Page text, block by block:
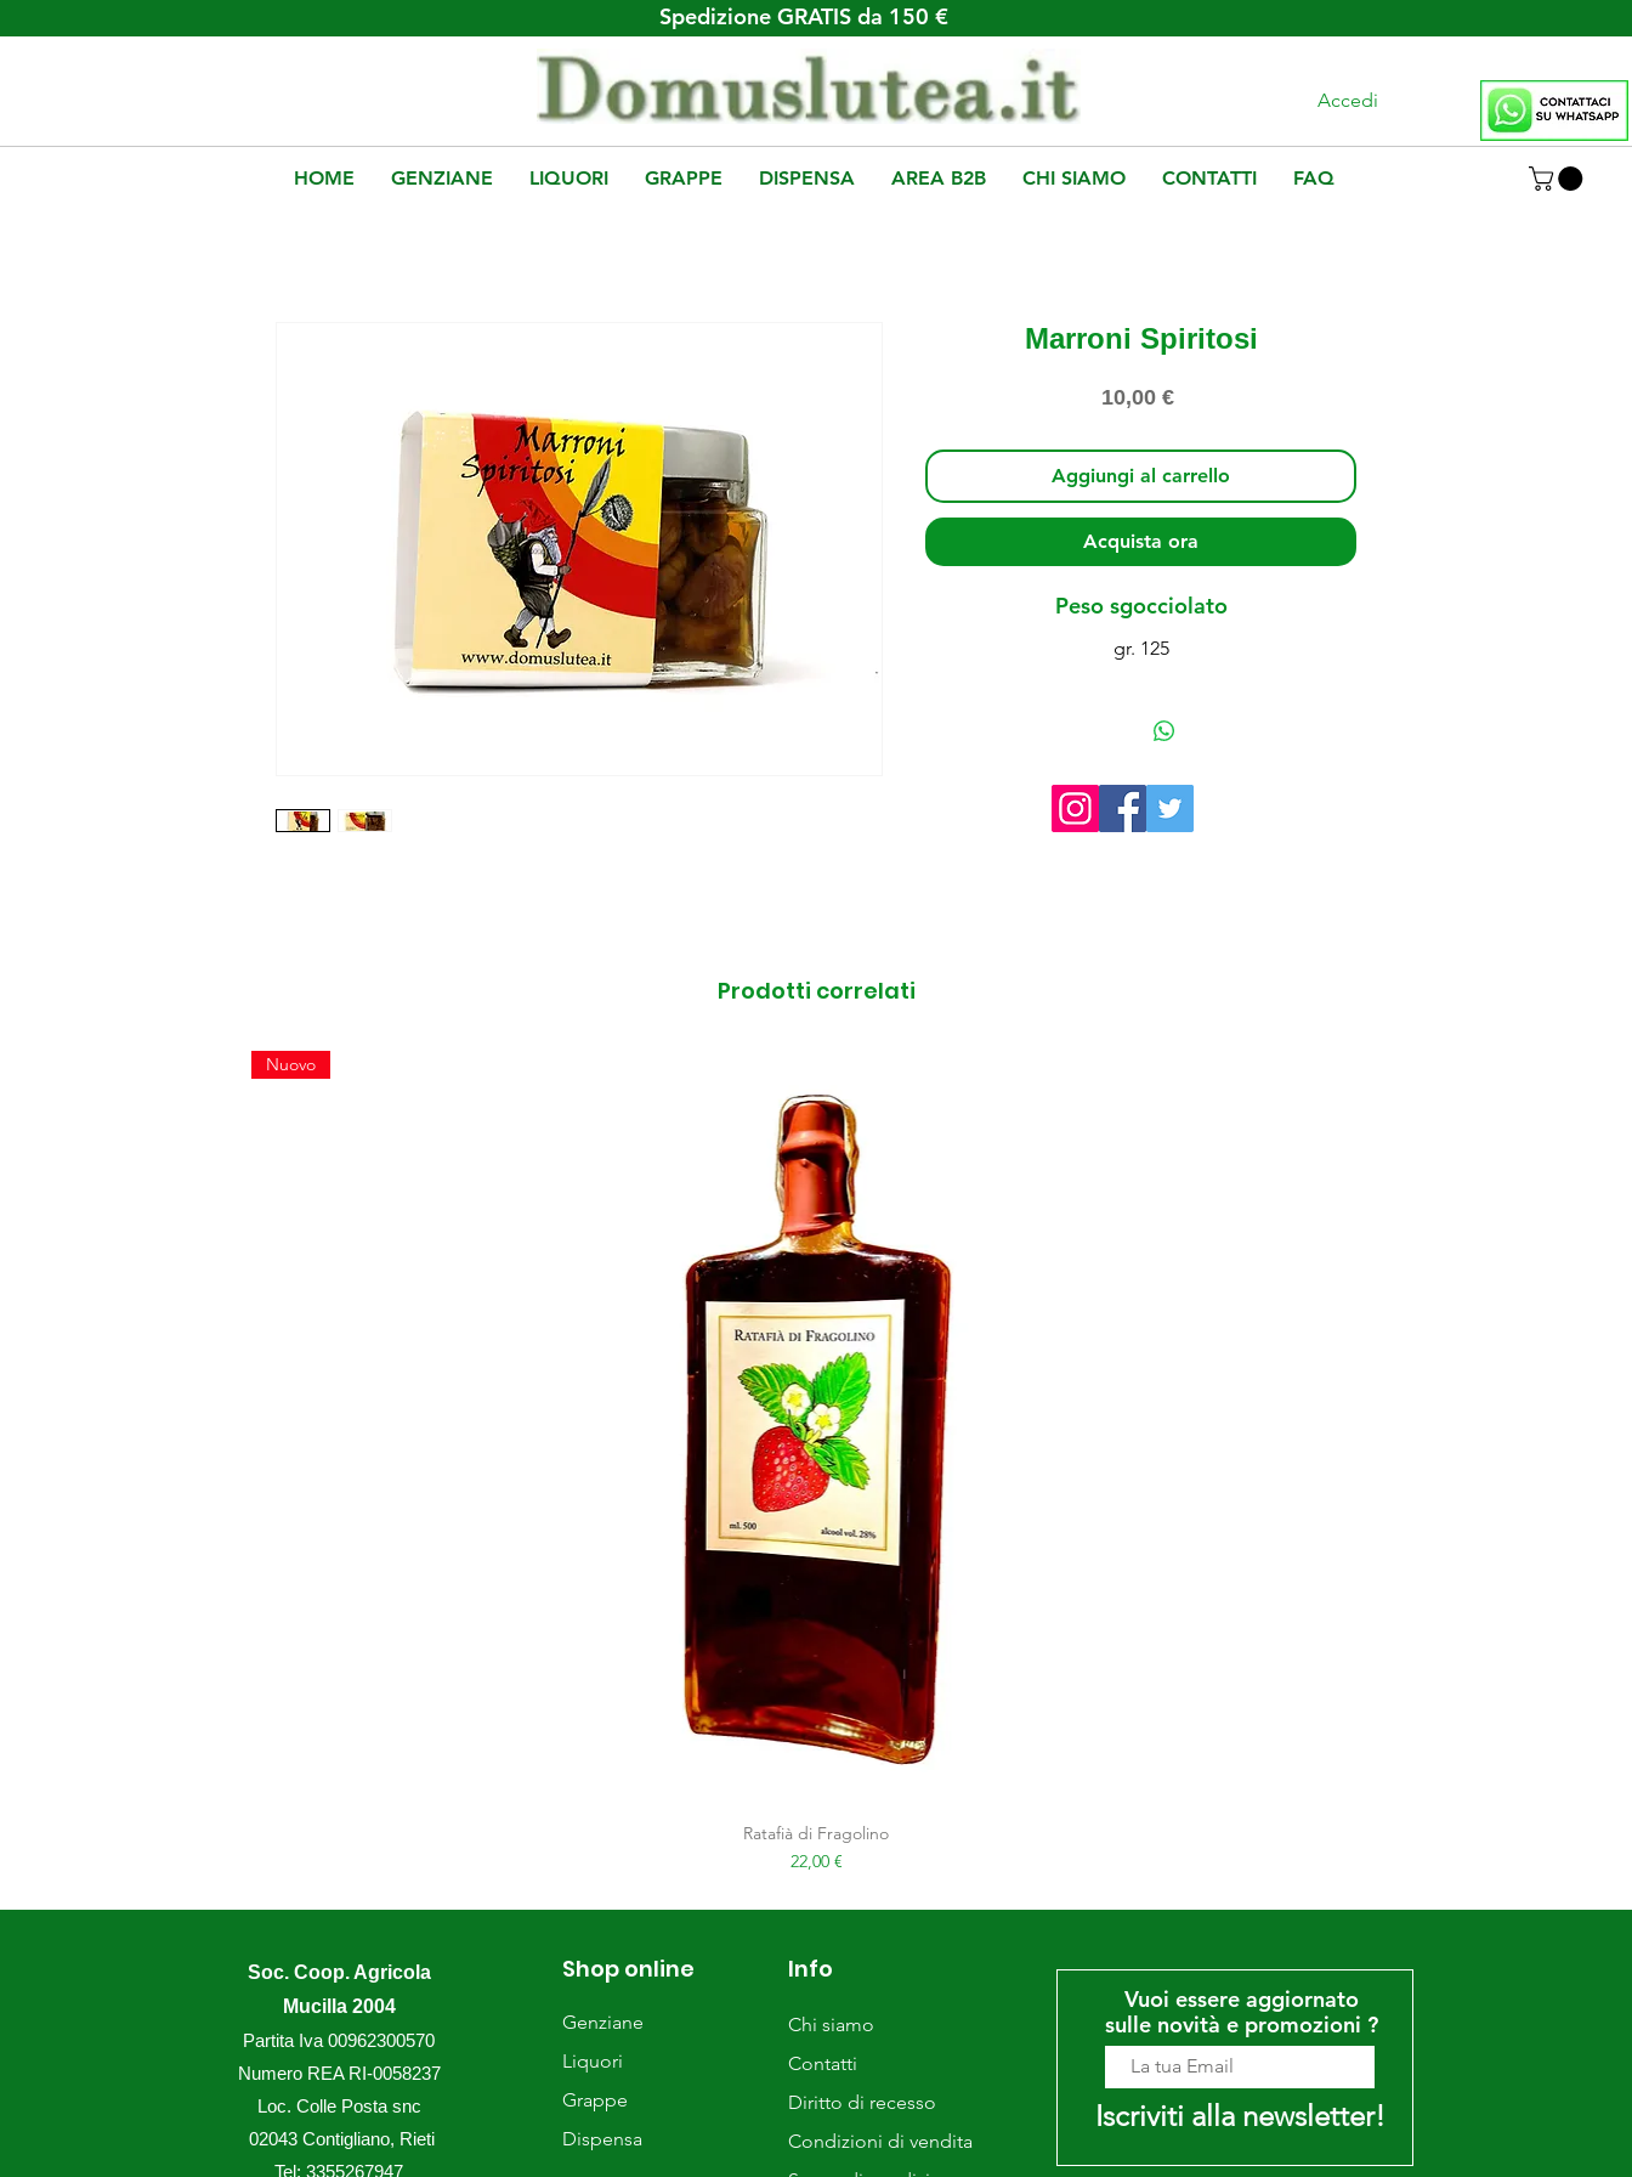
HOME GENZIANE LIQUORI GRAPPE DISPENSA AREA B2B CHI SIAMO CONTATTI FAQ
Accedi
Spedizione GRATIS da 150 €
Marroni Spiritosi
10,00 €Prezzo
Aggiungi al carrello
Acquista ora
Peso sgocciolato
gr. 125
Prodotti correlati
Nuovo
Ratafià di Fragolino
Prezzo
22,00 €
Info
Chi siamo
Contatti
Diritto di recesso
Condizioni di vendita
Vuoi essere aggiornato
sulle novità e promozioni ?
Iscriviti alla newsletter!
Soc. Coop. Agricola
Mucilla 2004
Partita Iva 00962300570
Numero REA RI-0058237
Loc. Colle Posta snc
02043 Contigliano, Rieti
Tel: 3355267947
Shop online
Genziane
Liquori
Grappe
Dispensa